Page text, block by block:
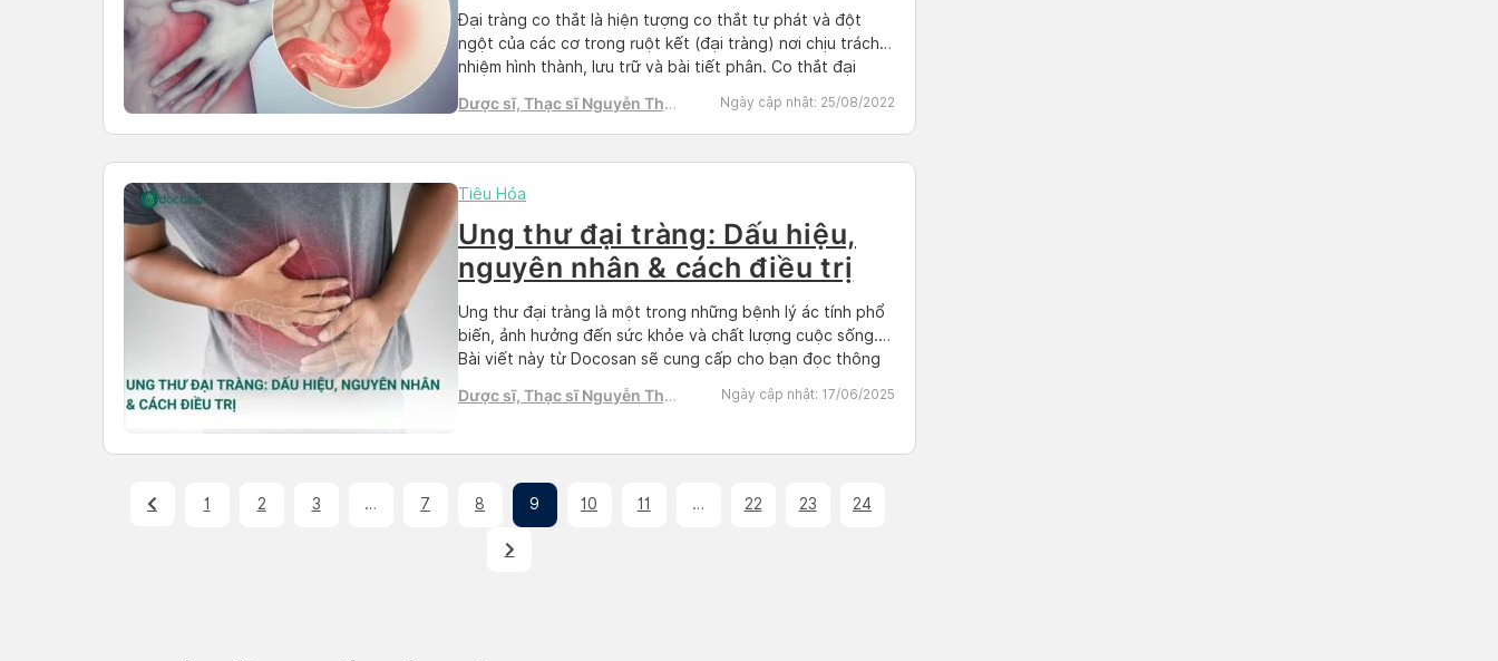
Đại tràng co thắt là hiện tượng co thắt tự phát và đột
ngột của các cơ trong ruột kết (đại tràng) nơi chịu trách
nhiệm hình thành, lưu trữ và bài tiết phân. Co thắt đại
tuy nhiên nó cũng có thể là […]
Dược sĩ, Thạc sĩ Nguyễn Thị
Ngày cập nhật: 25/08/2022
Tiêu Hóa
Ung thư đại tràng: Dấu hiệu,
nguyên nhân & cách điều trị
Ung thư đại tràng là một trong những bệnh lý ác tính phổ
biến, ảnh hưởng đến sức khỏe và chất lượng cuộc sống.
Bài viết này từ Docosan sẽ cung cấp cho bạn đọc thông
biết sớm, nguyên nhân gây bệnh cũng […]
Dược sĩ, Thạc sĩ Nguyễn Thị
Ngày cập nhật: 17/06/2025
1 2 3 … 7 8 9 10 11 … 22 23 24